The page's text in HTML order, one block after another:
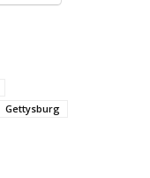
Gettysburg